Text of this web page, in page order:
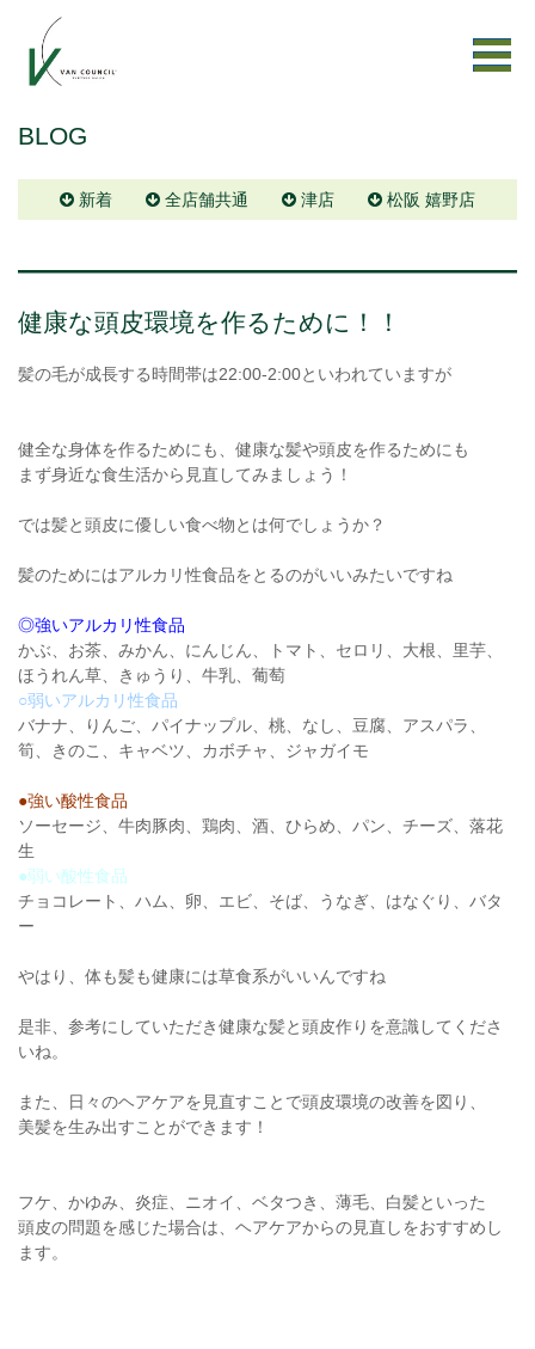
BLOG
新着 全店舗共通 津店 松阪 嬉野店
健康な頭皮環境を作るために！！
髪の毛が成長する時間帯は22:00-2:00といわれていますが
健全な身体を作るためにも、健康な髪や頭皮を作るためにも
まず身近な食生活から見直してみましょう！
では髪と頭皮に優しい食べ物とは何でしょうか？
髪のためにはアルカリ性食品をとるのがいいみたいですね
◎強いアルカリ性食品
かぶ、お茶、みかん、にんじん、トマト、セロリ、大根、里芋、
ほうれん草、きゅうり、牛乳、葡萄
○弱いアルカリ性食品
バナナ、りんご、パイナップル、桃、なし、豆腐、アスパラ、
筍、きのこ、キャベツ、カボチャ、ジャガイモ
●強い酸性食品
ソーセージ、牛肉豚肉、鶏肉、酒、ひらめ、パン、チーズ、落花
生
●弱い酸性食品
チョコレート、ハム、卵、エビ、そば、うなぎ、はなぐり、バタ
ー
やはり、体も髪も健康には草食系がいいんですね
是非、参考にしていただき健康な髪と頭皮作りを意識してくださ
いね。
また、日々のヘアケアを見直すことで頭皮環境の改善を図り、
美髪を生み出すことができます！
フケ、かゆみ、炎症、ニオイ、ベタつき、薄毛、白髪といった
頭皮の問題を感じた場合は、ヘアケアからの見直しをおすすめし
ます。